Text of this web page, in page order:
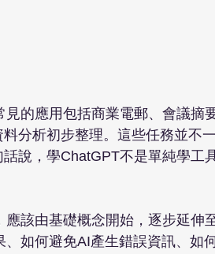
的應用包括商業電郵、會議摘
分析初步整理。這些任務並不
說，學ChatGPT不是單純學工
該由基礎概念開始，逐步延伸
如何避免AI產生錯誤資訊、如